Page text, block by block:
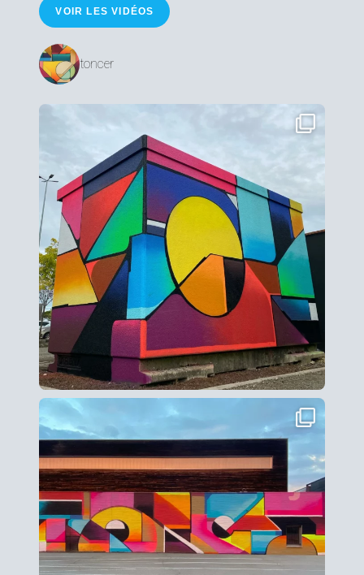
VOIR LES VIDÉOS
toncer